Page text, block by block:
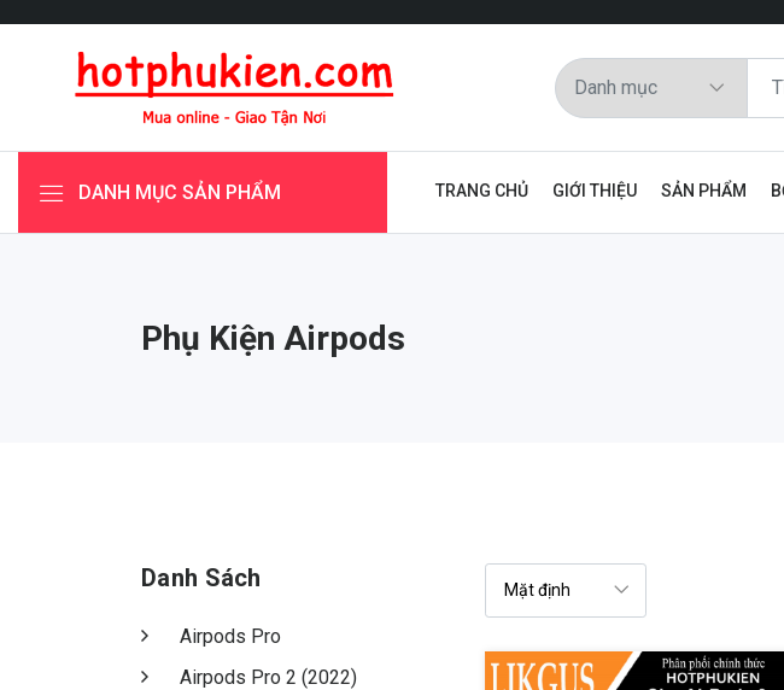
DANH MỤC SẢN PHẨM TRANG CHỦ GIỚI THIỆU SẢN PHẨM
Phụ Kiện Airpods
Danh Sách
Airpods Pro
Airpods Pro 2 (2022)